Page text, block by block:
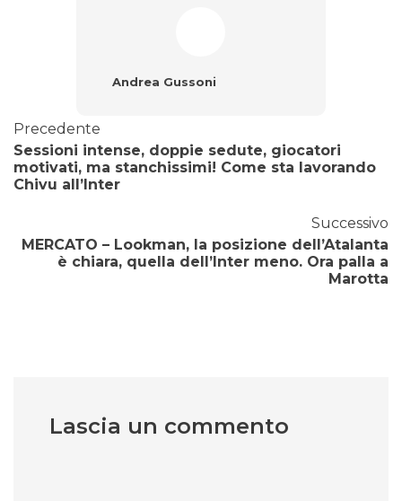
Andrea Gussoni
Precedente
Sessioni intense, doppie sedute, giocatori
motivati, ma stanchissimi! Come sta lavorando
Chivu all’Inter
Successivo
MERCATO – Lookman, la posizione dell’Atalanta
è chiara, quella dell’Inter meno. Ora palla a
Marotta
Lascia un commento